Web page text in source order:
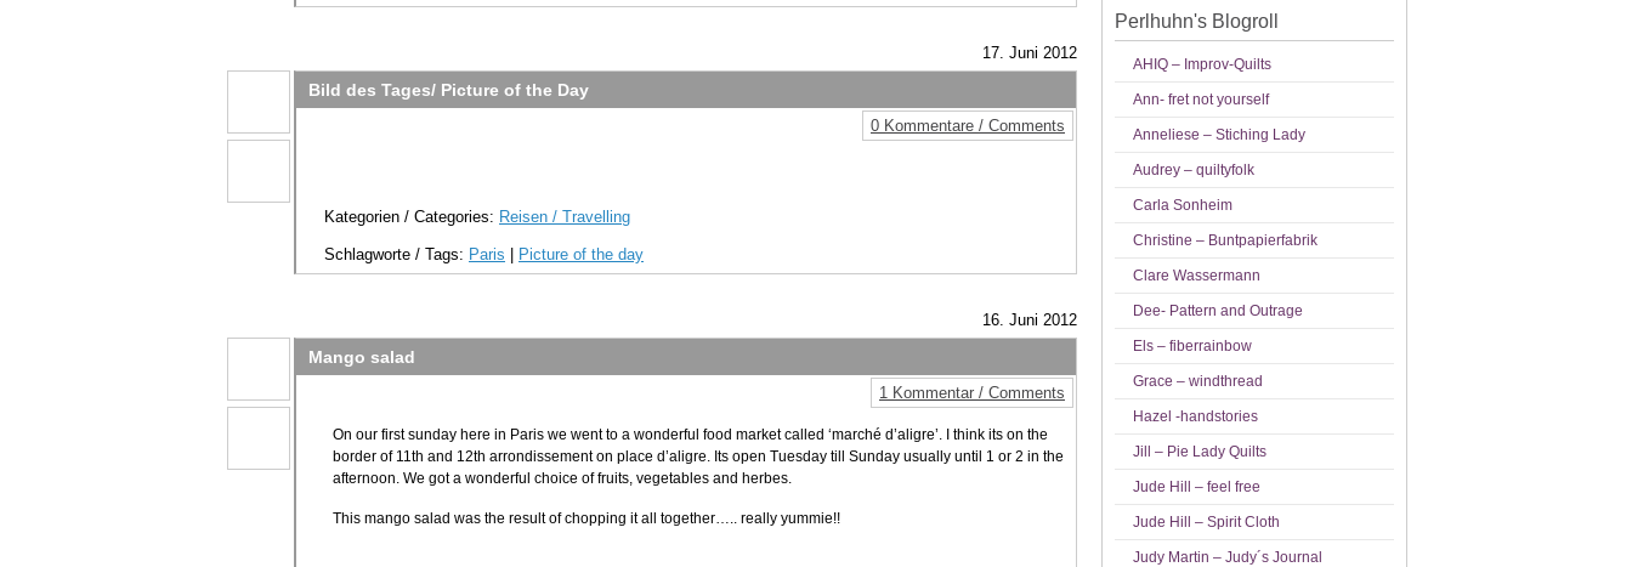
Perlhuhn's Blogroll
AHIQ – Improv-Quilts
Ann- fret not yourself
Anneliese – Stiching Lady
Audrey – quiltyfolk
Carla Sonheim
Christine – Buntpapierfabrik
Clare Wassermann
Dee- Pattern and Outrage
Els – fiberrainbow
Grace – windthread
Hazel -handstories
Jill – Pie Lady Quilts
Jude Hill – feel free
Jude Hill – Spirit Cloth
Judy Martin – Judy´s Journal
17. Juni 2012
Bild des Tages/ Picture of the Day
0 Kommentare / Comments
Kategorien / Categories: Reisen / Travelling
Schlagworte / Tags: Paris Picture of the day
16. Juni 2012
Mango salad
1 Kommentar / Comments
On our first sunday here in Paris we went to a wonderful food market called ‘marché d’aligre’. I think its on the
border of 11th and 12th arrondissement on place d’aligre. Its open Tuesday till Sunday usually until 1 or 2 in the
afternoon. We got a wonderful choice of fruits, vegetables and herbes.
This mango salad was the result of chopping it all together….. really yummie!!